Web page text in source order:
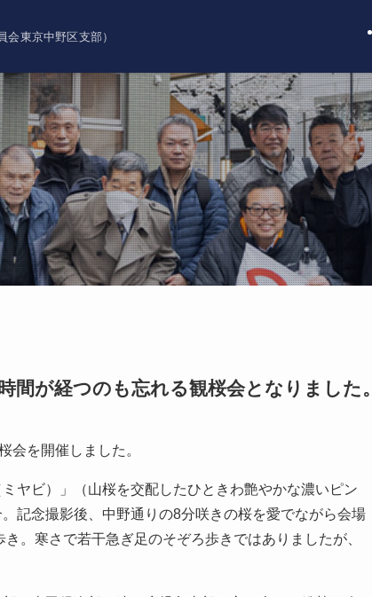
会東京中野区支部）
間が経つのも忘れる観桜会となりました。
を開催しました。
ヤビ）」（山桜を交配したひときわ艶やかな濃いピン
記念撮影後、中野通りの8分咲きの桜を愛でながら会場
。寒さで若干急ぎ足のそぞろ歩きではありましたが、